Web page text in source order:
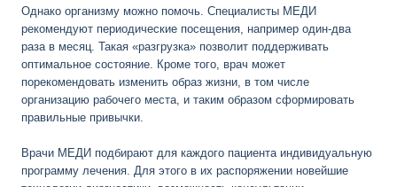
Однако организму можно помочь. Специалисты МЕДИ
рекомендуют периодические посещения, например один-два
раза в месяц. Такая «разгрузка» позволит поддерживать
оптимальное состояние. Кроме того, врач может
порекомендовать изменить образ жизни, в том числе
организацию рабочего места, и таким образом сформировать
правильные привычки.
Врачи МЕДИ подбирают для каждого пациента индивидуальную
программу лечения. Для этого в их распоряжении новейшие